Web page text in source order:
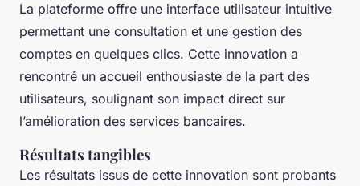
La plateforme offre une interface utilisateur intuitive
permettant une consultation et une gestion des
comptes en quelques clics. Cette innovation a
rencontré un accueil enthousiaste de la part des
utilisateurs, soulignant son impact direct sur
l’amélioration des services bancaires.
Résultats tangibles
Les résultats issus de cette innovation sont probants